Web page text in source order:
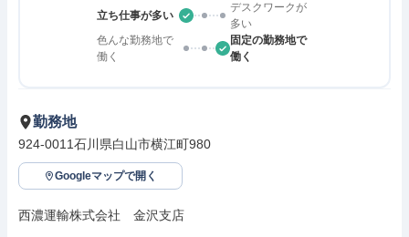
立ち仕事が多い
デスクワークが
多い
色んな勤務地で
働く
固定の勤務地で
働く
勤務地
924-0011石川県白山市横江町980
Googleマップで開く
西濃運輸株式会社　金沢支店